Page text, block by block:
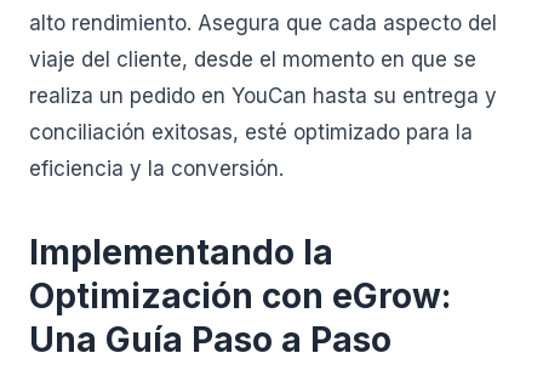
alto rendimiento. Asegura que cada aspecto del
viaje del cliente, desde el momento en que se
realiza un pedido en YouCan hasta su entrega y
conciliación exitosas, esté optimizado para la
eficiencia y la conversión.
Implementando la
Optimización con eGrow:
Una Guía Paso a Paso